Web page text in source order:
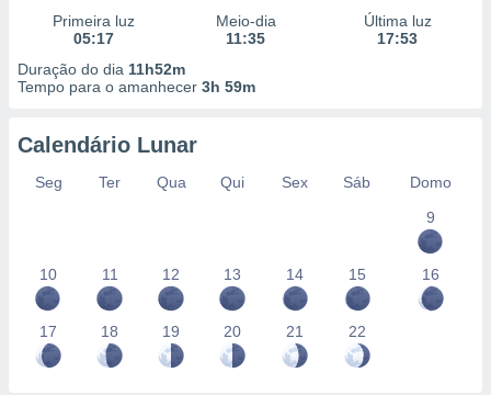
Primeira luz
05:17
Meio-dia
11:35
Última luz
17:53
Duração do dia 11h52m
Tempo para o amanhecer 3h 59m
Calendário Lunar
Seg Ter Qua Qui Sex Sáb
Domo
9
10 11 12 13 14 15 16
17 18 19 20 21 22